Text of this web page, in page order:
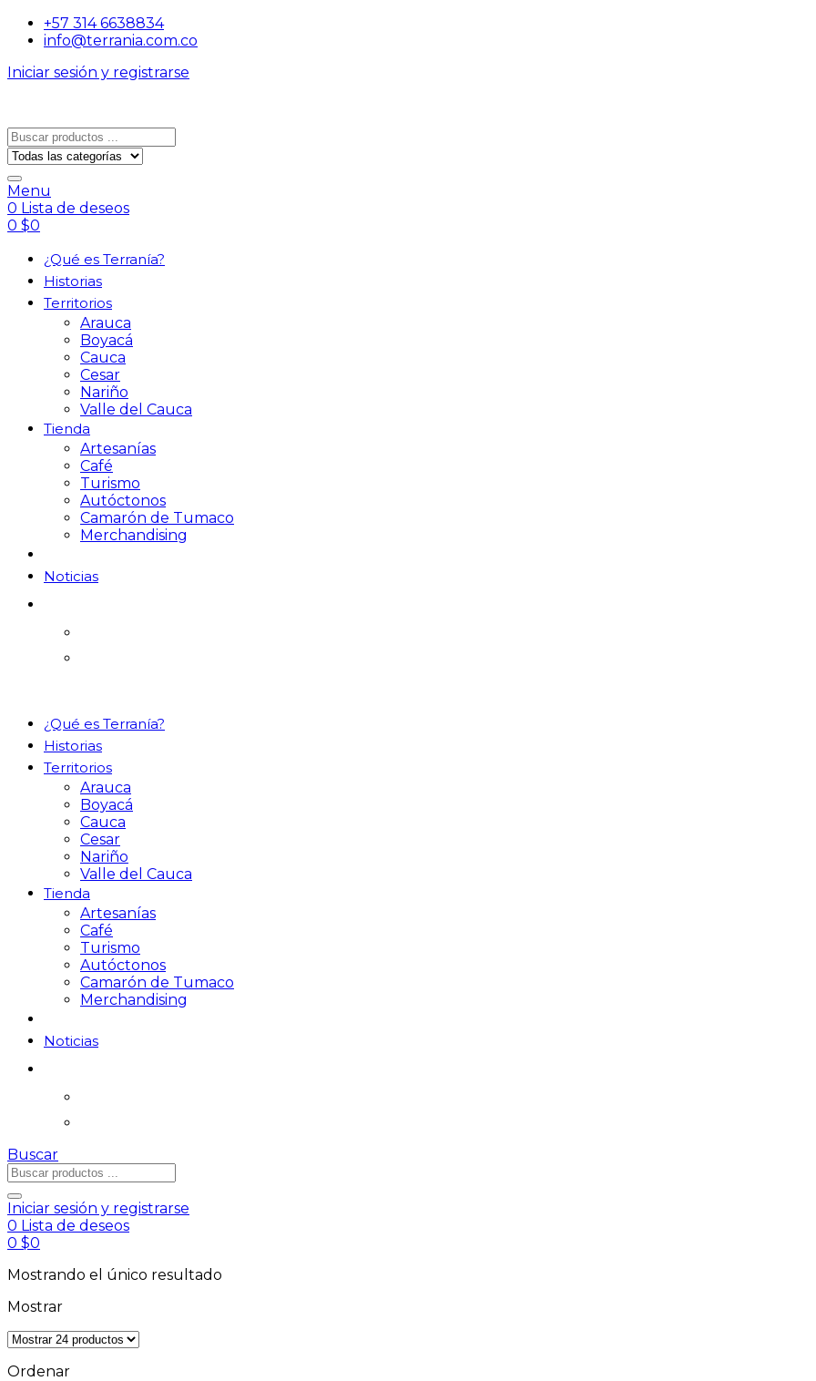
+57 314 6638834
info@terrania.com.co
Iniciar sesión y registrarse
Menu
0 Lista de deseos
0 $0
¿Qué es Terranía?
Historias
Territorios
Arauca
Boyacá
Cauca
Cesar
Nariño
Valle del Cauca
Tienda
Artesanías
Café
Turismo
Autóctonos
Camarón de Tumaco
Merchandising
Noticias
¿Qué es Terranía?
Historias
Territorios
Arauca
Boyacá
Cauca
Cesar
Nariño
Valle del Cauca
Tienda
Artesanías
Café
Turismo
Autóctonos
Camarón de Tumaco
Merchandising
Noticias
Buscar
Iniciar sesión y registrarse
0 Lista de deseos
0 $0
Mostrando el único resultado
Mostrar
Ordenar